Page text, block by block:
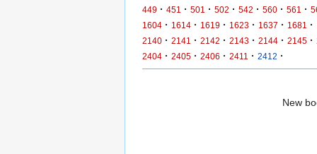
449 · 451 · 501 · 502 · 542 · 560 · 561 ·
1604 · 1614 · 1619 · 1623 · 1637 · 1681 ·
2140 · 2141 · 2142 · 2143 · 2144 · 2145 ·
2404 · 2405 · 2406 · 2411 · 2412 ·
New